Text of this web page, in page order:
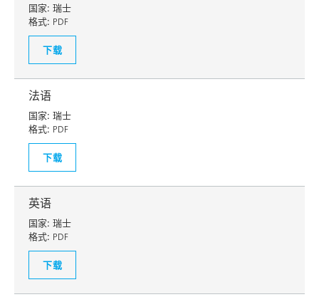
国家: 瑞士
格式: PDF
下载
法语
国家: 瑞士
格式: PDF
下载
英语
国家: 瑞士
格式: PDF
下载